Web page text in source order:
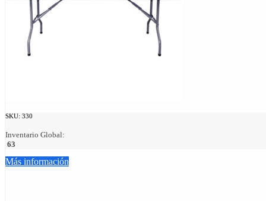
SKU: 330
Inventario Global:
63
Más información